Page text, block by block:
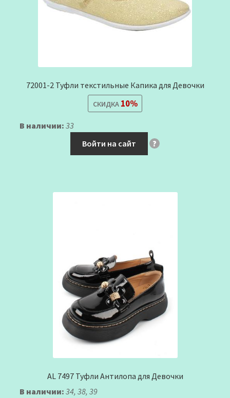
72001-2 Туфли текстильные Капика для Девочки
СКИДКА10%
В наличии: 33
Войти на сайт
?
AL 7497 Туфли Антилопа для Девочки
В наличии: 34, 38, 39